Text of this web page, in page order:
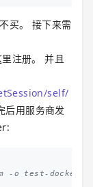
买。 接下来需
注册。 并且
self/
后用服务商发
-o test-